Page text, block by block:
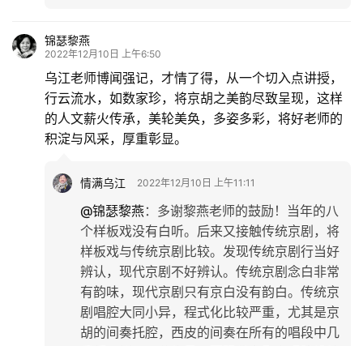
锦瑟黎燕
2022年12月10日 上午6:50
乌江老师博闻强记，才情了得，从一个切入点讲授，
行云流水，如数家珍，将京胡之美韵尽致呈现，这样
的人文薪火传承，美轮美奂，多姿多彩，将好老师的
积淀与风采，厚重彰显。
情满乌江 2022年12月10日 上午11:11
@锦瑟黎燕： 多谢黎燕老师的鼓励！当年的八
个样板戏没有白听。后来又接触传统京剧，将
样板戏与传统京剧比较。发现传统京剧行当好
辨认，现代京剧不好辨认。传统京剧念白非常
有韵味，现代京剧只有京白没有韵白。传统京
剧唱腔大同小异，程式化比较严重，尤其是京
胡的间奏托腔，西皮的间奏在所有的唱段中几